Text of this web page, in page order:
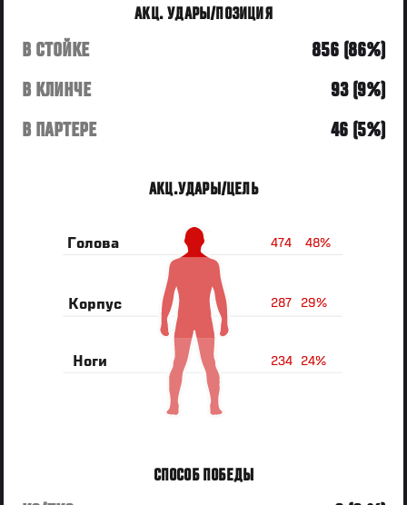
АКЦ. УДАРЫ/ПОЗИЦИЯ
В СТОЙКЕ
856 (86%)
В КЛИНЧЕ
93 (9%)
В ПАРТЕРЕ
46 (5%)
АКЦ.УДАРЫ/ЦЕЛЬ
48%
474
Голова
29%
287
Корпус
24%
234
Ноги
СПОСОБ ПОБЕДЫ